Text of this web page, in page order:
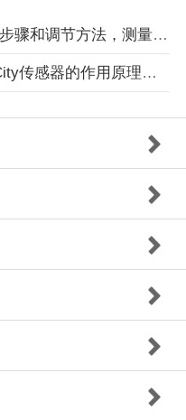
上一篇 : Burster力传感器安装步骤和调节方法，测量准确性和可靠性！
下一篇 : 什么是City传感器，City传感器的作用原理和技术优势？